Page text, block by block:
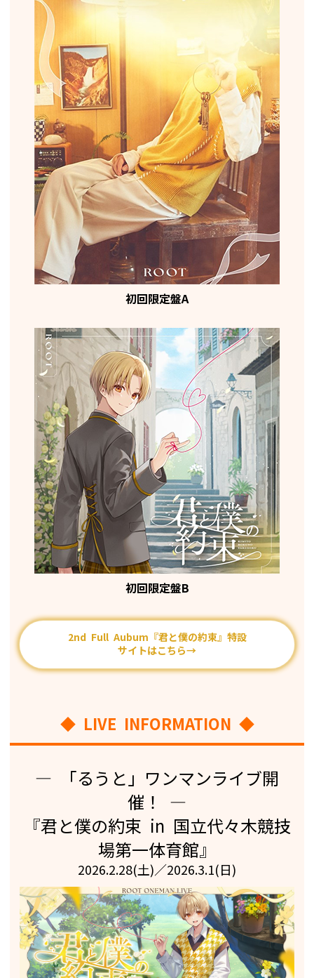
初回限定盤A
初回限定盤B
2nd Full Aubum『君と僕の約束』特設
サイトはこちら→
◆ LIVE INFORMATION ◆
— 「るうと」ワンマンライブ開
催！ —
『君と僕の約束 in 国⽴代々⽊競技
場第⼀体育館』
2026.2.28(土)／2026.3.1(日)